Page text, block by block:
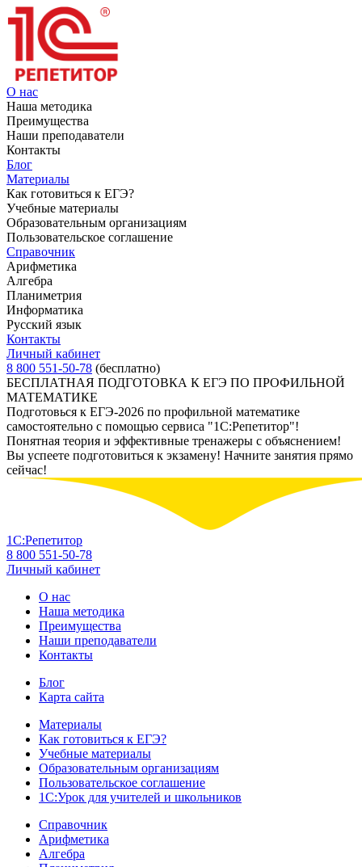
О нас
Наша методика
Преимущества
Наши преподаватели
Контакты
Блог
Материалы
Как готовиться к ЕГЭ?
Учебные материалы
Образовательным организациям
Пользовательское соглашение
Справочник
Арифметика
Алгебра
Планиметрия
Информатика
Русский язык
Контакты
Личный кабинет
8 800 551-50-78 (бесплатно)
БЕСПЛАТНАЯ ПОДГОТОВКА К ЕГЭ ПО ПРОФИЛЬНОЙ
МАТЕМАТИКЕ
Подготовься к ЕГЭ-2026 по профильной математике
самостоятельно с помощью сервиса "1С:Репетитор"!
Понятная теория и эффективные тренажеры с объяснением!
Вы успеете подготовиться к экзамену! Начните занятия прямо
сейчас!
1С:Репетитор
8 800 551-50-78
Личный кабинет
О нас
Наша методика
Преимущества
Наши преподаватели
Контакты
Блог
Карта сайта
Материалы
Как готовиться к ЕГЭ?
Учебные материалы
Образовательным организациям
Пользовательское соглашение
1С:Урок для учителей и школьников
Справочник
Арифметика
Алгебра